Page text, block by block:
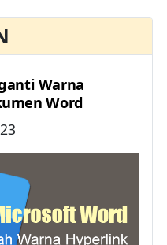
Warna
Word